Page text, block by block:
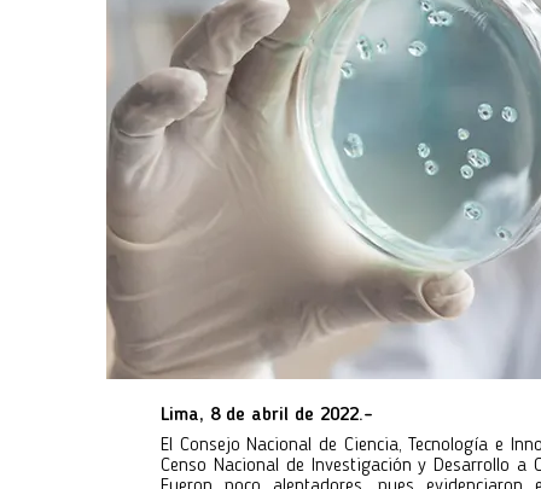
Lima, 8 de abril de 2022.-
El Consejo Nacional de Ciencia, Tecnología e
Censo Nacional de Investigación y Desarrollo a